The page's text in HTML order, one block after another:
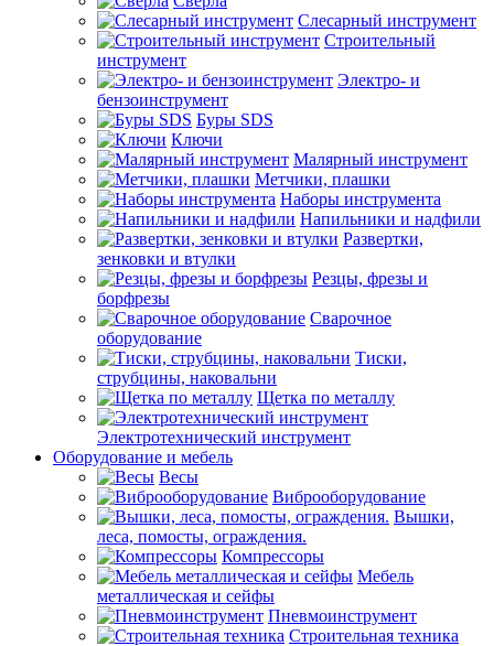
Слесарный инструмент
Строительный
инструмент
Электро- и
бензоинструмент
Буры SDS
Ключи
Малярный инструмент
Метчики, плашки
Наборы инструмента
Напильники и надфили
Развертки,
зенковки и втулки
Резцы, фрезы и
борфрезы
Сварочное
оборудование
Тиски,
струбцины, наковальни
Щетка по металлу
Электротехнический инструмент
Оборудование и мебель
Весы
Виброоборудование
Вышки,
леса, помосты, ограждения.
Компрессоры
Мебель
металлическая и сейфы
Пневмоинструмент
Строительная техника